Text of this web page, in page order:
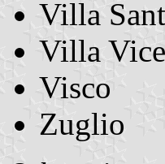
Villa
Villa
Visco
Zuglio